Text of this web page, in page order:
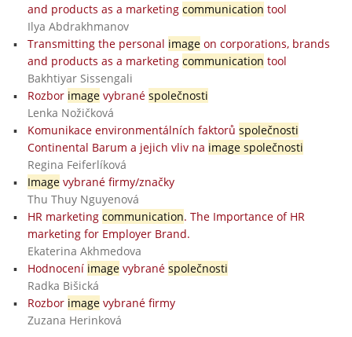
and products as a marketing communication tool
Ilya Abdrakhmanov
Transmitting the personal imageon corporations, brands
and products as a marketing communication tool
Bakhtiyar Sissengali
Rozbor imagevybrané společnosti
Lenka Nožičková
Komunikace environmentálních faktorů společnosti
Continental Barum a jejich vliv na image společnosti
Regina Feiferlíková
Imagevybrané firmy/značky
Thu Thuy Nguyenová
HR marketing communication. The Importance of HR
marketing for Employer Brand.
Ekaterina Akhmedova
Hodnocení imagevybrané společnosti
Radka Bišická
Rozbor imagevybrané firmy
Zuzana Herinková